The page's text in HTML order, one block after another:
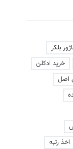
دوم از
زد! + فیلم
بلکر
خرید ادکلن
اصل
اخذ رتبه